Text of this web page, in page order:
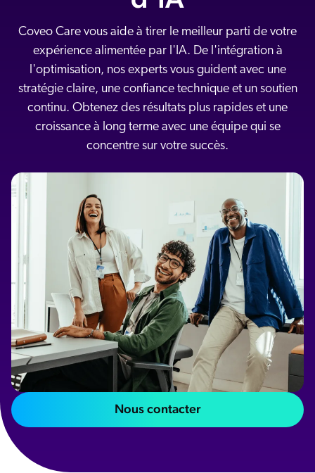
SERVICE CLIENT
SITES INTERNET
MILIEU DE TRAVAIL
ChatGPT
Agentforce
Salesforce
SAP
Shopify
AWS
Sitecore
Optimizely
Adobe
communauté
partenaires
des partenaires
gratuit
Links
unifiée
Code Sandbox
de la pertinence
numériques et livres blancs
et webinaires
360
Coveo Care vous aide à tirer le meilleur parti de votre
expérience alimentée par l'IA. De l'intégration à
l'optimisation, nos experts vous guident avec une
stratégie claire, une confiance technique et un soutien
continu. Obtenez des résultats plus rapides et une
croissance à long terme avec une équipe qui se
concentre sur votre succès.
Nous contacter